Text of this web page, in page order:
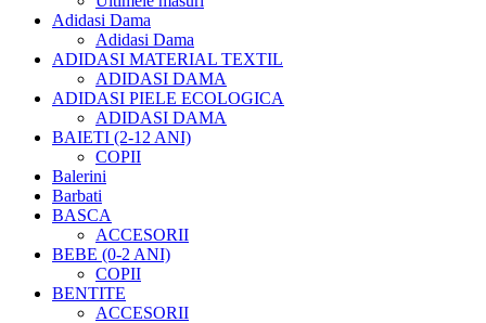
Adidasi Dama
Adidasi Dama
ADIDASI MATERIAL TEXTIL
ADIDASI DAMA
ADIDASI PIELE ECOLOGICA
ADIDASI DAMA
BAIETI (2-12 ANI)
COPII
Balerini
Barbati
BASCA
ACCESORII
BEBE (0-2 ANI)
COPII
BENTITE
ACCESORII